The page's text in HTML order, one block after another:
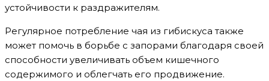
устойчивости к раздражителям.
Регулярное потребление чая из гибискуса также
может помочь в борьбе с запорами благодаря своей
способности увеличивать объем кишечного
содержимого и облегчать его продвижение.